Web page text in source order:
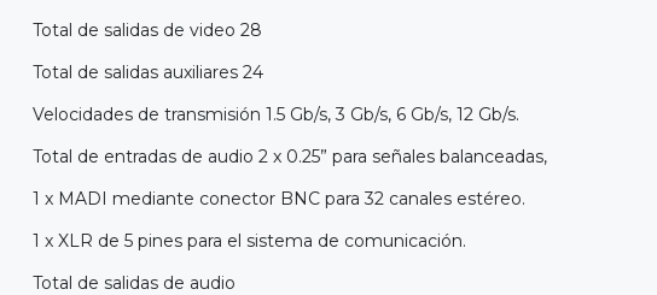
Total de salidas de video 28
Total de salidas auxiliares 24
Velocidades de transmisión 1.5 Gb/s, 3 Gb/s, 6 Gb/s, 12 Gb/s.
Total de entradas de audio 2 x 0.25” para señales balanceadas,
1 x MADI mediante conector BNC para 32 canales estéreo.
1 x XLR de 5 pines para el sistema de comunicación.
Total de salidas de audio